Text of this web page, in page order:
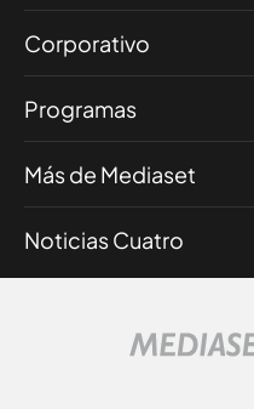
Corporativo
Programas
Más de Mediaset
Noticias Cuatro